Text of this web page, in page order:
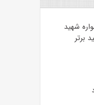
شهید
برتر